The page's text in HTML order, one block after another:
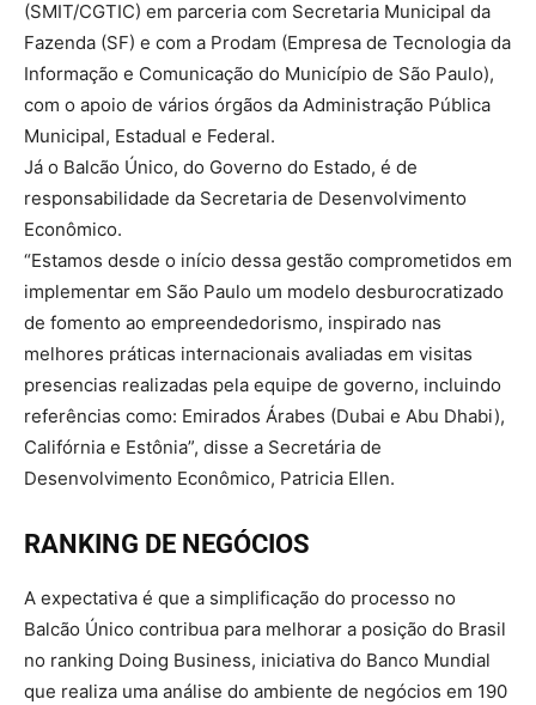
(SMIT/CGTIC) em parceria com Secretaria Municipal da
Fazenda (SF) e com a Prodam (Empresa de Tecnologia da
Informação e Comunicação do Município de São Paulo),
com o apoio de vários órgãos da Administração Pública
Municipal, Estadual e Federal.
Já o Balcão Único, do Governo do Estado, é de
responsabilidade da Secretaria de Desenvolvimento
Econômico.
“Estamos desde o início dessa gestão comprometidos em
implementar em São Paulo um modelo desburocratizado
de fomento ao empreendedorismo, inspirado nas
melhores práticas internacionais avaliadas em visitas
presencias realizadas pela equipe de governo, incluindo
referências como: Emirados Árabes (Dubai e Abu Dhabi),
Califórnia e Estônia”, disse a Secretária de
Desenvolvimento Econômico, Patricia Ellen.
RANKING DE NEGÓCIOS
A expectativa é que a simplificação do processo no
Balcão Único contribua para melhorar a posição do Brasil
no ranking Doing Business, iniciativa do Banco Mundial
que realiza uma análise do ambiente de negócios em 190